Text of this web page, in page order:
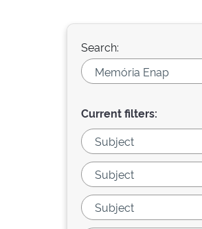
Search:
Current filters: